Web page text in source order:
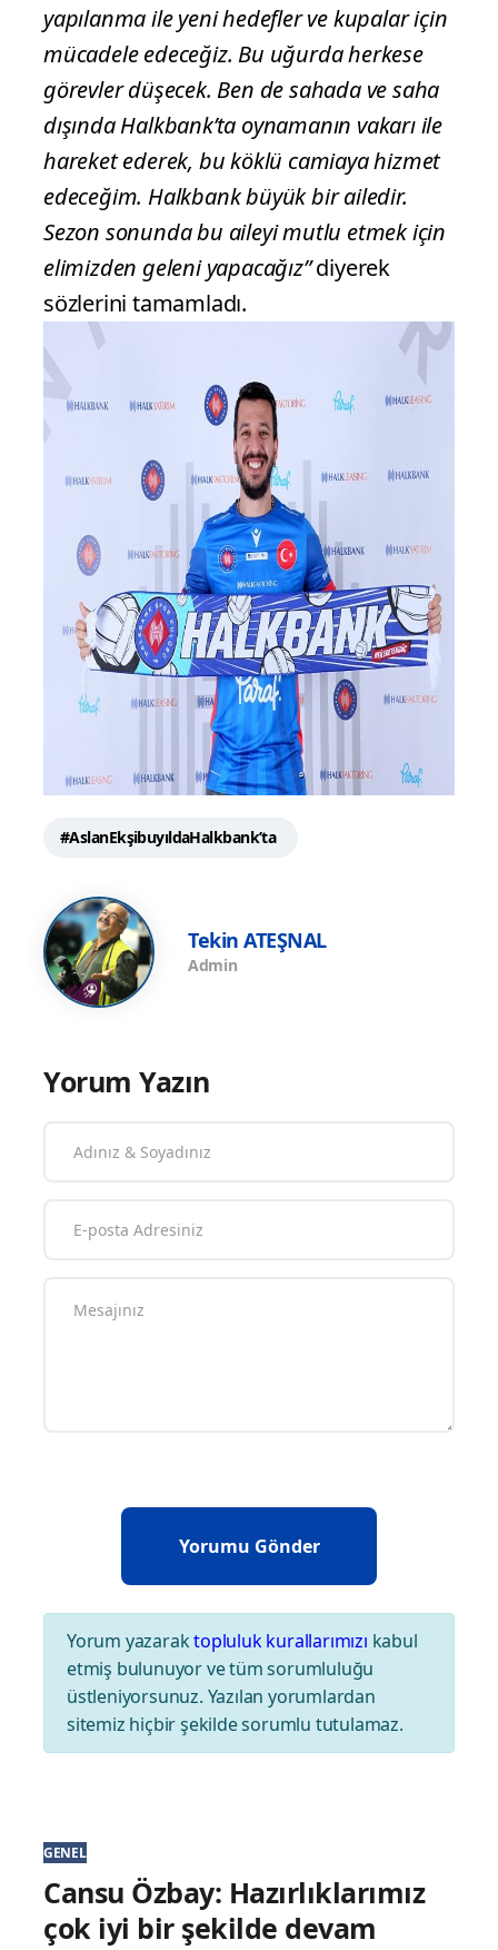
yapılanma ile yenihedefler ve kupalar için
mücadele edeceğiz. Bu uğurda herkese
görevler düşecek. Ben desahada ve saha
dışında Halkbank’ta oynamanın vakarı ile
hareket ederek, bu köklü camiayahizmet
edeceğim. Halkbank büyük bir ailedir.
Sezon sonunda bu aileyi mutlu etmek için
elimizden geleni yapacağız”diyerek
sözlerini tamamladı.
#AslanEkşibuyıldaHalkbank’ta
Tekin ATEŞNAL
Admin
Yorum Yazın
Yorum yazaraktopluluk kurallarımızı kabul
etmiş bulunuyor ve tüm sorumluluğu
üstleniyorsunuz. Yazılan yorumlardan
sitemiz hiçbir şekilde sorumlu tutulamaz.
GENEL
Cansu Özbay: Hazırlıklarımız
çok iyi bir şekilde devam